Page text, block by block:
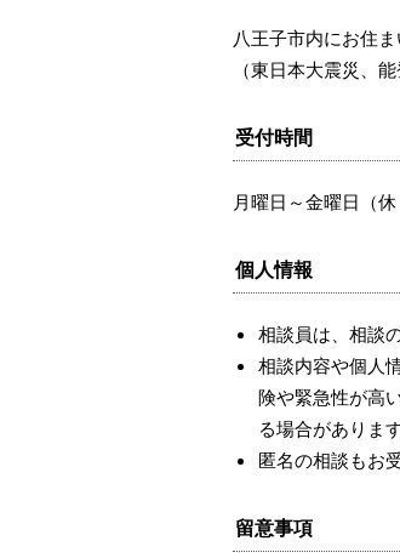
八王子市内にお住
（東日本大震災、
受付時間
月曜日～金曜日（
個人情報
相談員は、相談
相談内容や個人
険や緊急性が高
る場合があります
匿名の相談もお
留意事項